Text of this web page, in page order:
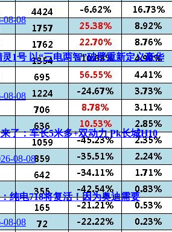
08-08
1号 以“三电两智”破壁重新定义豪华
08-08
了：车长5米多+双动力 Pk长城H10
08-08
纯电718将复活！因为奥迪需要
08-08